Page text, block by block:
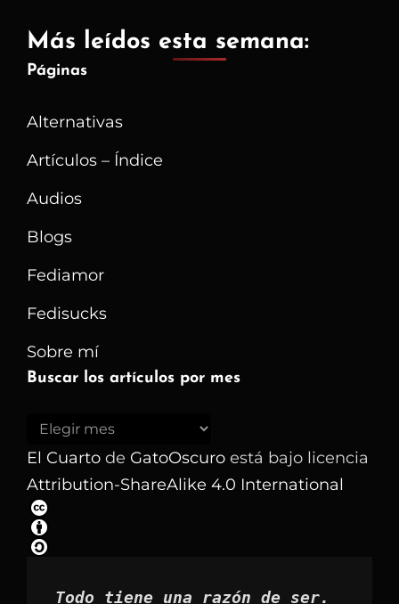
Creeper
Más leídos esta semana:
Páginas
Alternativas
Artículos – Índice
Audios
Blogs
Fediamor
Fedisucks
Sobre mí
Buscar los artículos por mes
Buscar
los
artículos
por
mes
El Cuarto de GatoOscuro está bajo licencia
Attribution-ShareAlike 4.0 International
Todo tiene una razón de ser.